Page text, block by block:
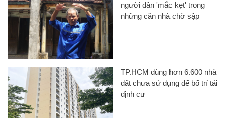
người dân 'mắc kẹt' trong
những căn nhà chờ sập
TP.HCM dùng hơn 6.600 nhà
đất chưa sử dụng để bố trí tái
định cư